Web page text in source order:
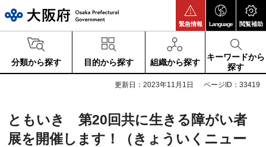
緊急情報 Language 閲覧補助
分類から探す 目的から探す 組織から探す
キーワードから
探す
更新日：2023年11月1日 ページID：33419
ともいき 第20回共に生きる障がい者
展を開催します！（きょういくニュー